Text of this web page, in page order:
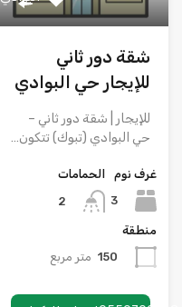
شقة دور ثاني
للإيجار حي البوادي
للإيجار | شقة دور ثاني –
حي البوادي (تبوك) تتكون…
غرف نوم
3
الحمامات
2
منطقة
150 متر مربع